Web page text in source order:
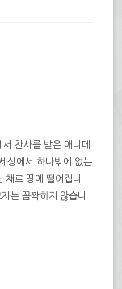
서 찬사를 받은 애니메
상에서 하나밖에 없는
채로 땅에 떨어집니
는 꼼짝하지 않습니